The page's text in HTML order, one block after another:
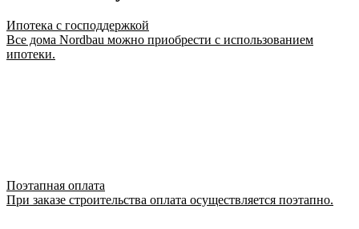
Ипотека с господдержкой
Все дома Nordbau можно приобрести с использованием
ипотеки.
Поэтапная оплата
При заказе строительства оплата осуществляется поэтапно.